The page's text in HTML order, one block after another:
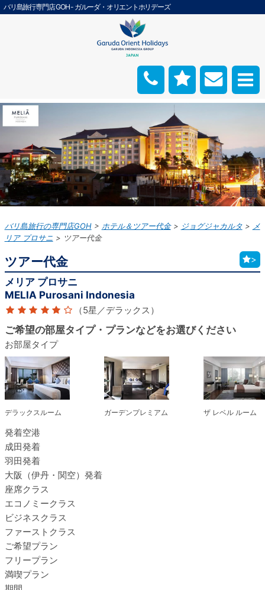
バリ島旅行専門店 GOH - ガルーダ・オリエントホリデーズ
バリ島旅行の専門店GOH ホテル＆ツアー代金 ジョグジャカルタ
メ
リア プロサニ
ツアー代金
ツアー代金 >
メリア プロサニ
MELIA Purosani Indonesia
（5星／デラックス）
ご希望の部屋タイプ・プランなどをお選びください
お部屋タイプ
デラックスルーム ガーデンプレミアム ザ レベル ルーム
発着空港
成田発着
羽田発着
大阪（伊丹・関空）発着
座席クラス
エコノミークラス
ビジネスクラス
ファーストクラス
ご希望プラン
フリープラン
満喫プラン